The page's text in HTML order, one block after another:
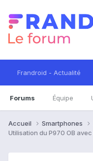
Frandroid - Actualité
Forums Équipe
Accueil Smartphones
Utilisation du P970 OB